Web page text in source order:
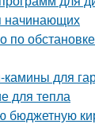
начинающих
по
камины для
для тепла
бюджетную